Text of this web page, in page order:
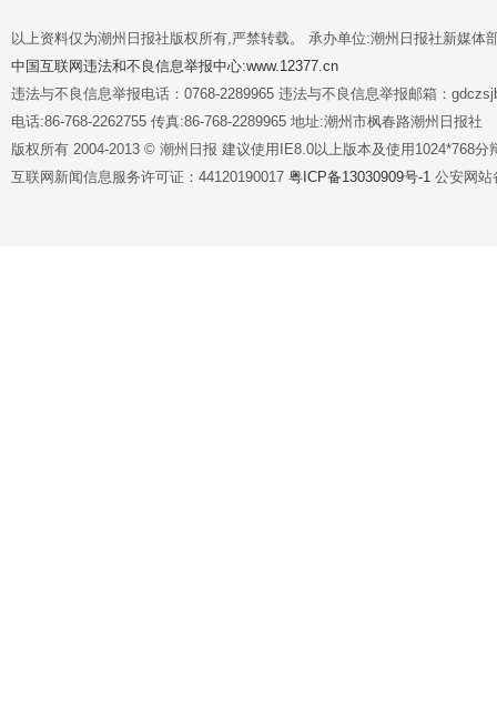
以上资料仅为潮州日报社版权所有,严禁转载。 承办单位:潮州日报社新媒体
中国互联网违法和不良信息举报中心:www.12377.cn
违法与不良信息举报电话：0768-2289965 违法与不良信息举报邮箱：
电话:86-768-2262755 传真:86-768-2289965 地址:潮州市枫春路潮州日报社
版权所有 2004-2013 © 潮州日报 建议使用IE8.0以上版本及使用1024*768分
互联网新闻信息服务许可证：44120190017 粤ICP备13030909号-1 公安网站